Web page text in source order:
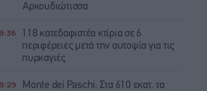
Αρκουδιώτισσα
118 κατεδαφιστέα κτίρια σε 6
περιφέρειες μετά την αυτοψία για τις
πυρκαγιές
Monte dei Paschi: Στα 610 εκατ. τα